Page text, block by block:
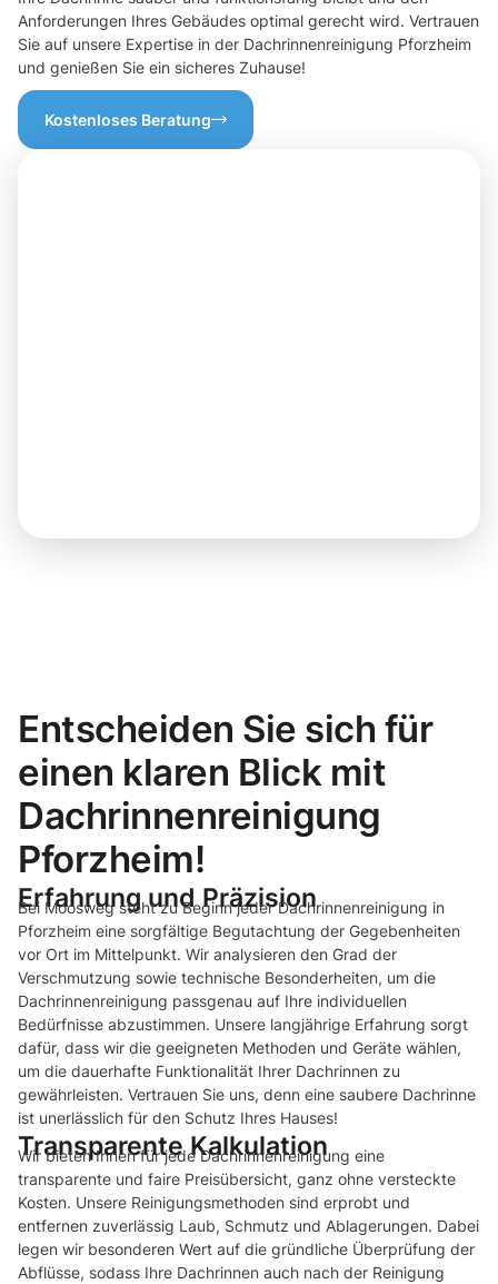
Anforderungen Ihres Gebäudes optimal gerecht wird. Vertrauen
Sie auf unsere Expertise in der Dachrinnenreinigung Pforzheim
und genießen Sie ein sicheres Zuhause!
Kostenloses Beratung
Entscheiden Sie sich für
einen klaren Blick mit
Dachrinnenreinigung
Pforzheim!
Erfahrung und Präzision
Bei Moosweg steht zu Beginn jeder Dachrinnenreinigung in
Pforzheim eine sorgfältige Begutachtung der Gegebenheiten
vor Ort im Mittelpunkt. Wir analysieren den Grad der
Verschmutzung sowie technische Besonderheiten, um die
Dachrinnenreinigung passgenau auf Ihre individuellen
Bedürfnisse abzustimmen. Unsere langjährige Erfahrung sorgt
dafür, dass wir die geeigneten Methoden und Geräte wählen,
um die dauerhafte Funktionalität Ihrer Dachrinnen zu
gewährleisten. Vertrauen Sie uns, denn eine saubere Dachrinne
ist unerlässlich für den Schutz Ihres Hauses!
Transparente Kalkulation
Wir bieten Ihnen für jede Dachrinnenreinigung eine
transparente und faire Preisübersicht, ganz ohne versteckte
Kosten. Unsere Reinigungsmethoden sind erprobt und
entfernen zuverlässig Laub, Schmutz und Ablagerungen. Dabei
legen wir besonderen Wert auf die gründliche Überprüfung der
Abflüsse, sodass Ihre Dachrinnen auch nach der Reinigung